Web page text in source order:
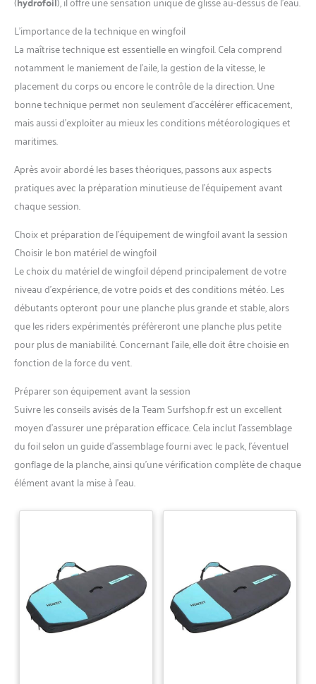
L’importance de la technique en wingfoil
La maîtrise technique est essentielle en wingfoil. Cela comprend
notamment le maniement de l’aile, la gestion de la vitesse, le
placement du corps ou encore le contrôle de la direction. Une
bonne technique permet non seulement d’accélérer efficacement,
mais aussi d’exploiter au mieux les conditions météorologiques et
maritimes.
Après avoir abordé les bases théoriques, passons aux aspects
pratiques avec la préparation minutieuse de l’équipement avant
chaque session.
Choix et préparation de l’équipement de wingfoil avant la session
Choisir le bon matériel de wingfoil
Le choix du matériel de wingfoil dépend principalement de votre
niveau d’expérience, de votre poids et des conditions météo. Les
débutants opteront pour une planche plus grande et stable, alors
que les riders expérimentés préfèreront une planche plus petite
pour plus de maniabilité. Concernant l’aile, elle doit être choisie en
fonction de la force du vent.
Préparer son équipement avant la session
Suivre les conseils avisés de la Team Surfshop.fr est un excellent
moyen d’assurer une préparation efficace. Cela inclut l’assemblage
du foil selon un guide d’assemblage fourni avec le pack, l’éventuel
gonflage de la planche, ainsi qu’une vérification complète de chaque
élément avant la mise à l’eau.